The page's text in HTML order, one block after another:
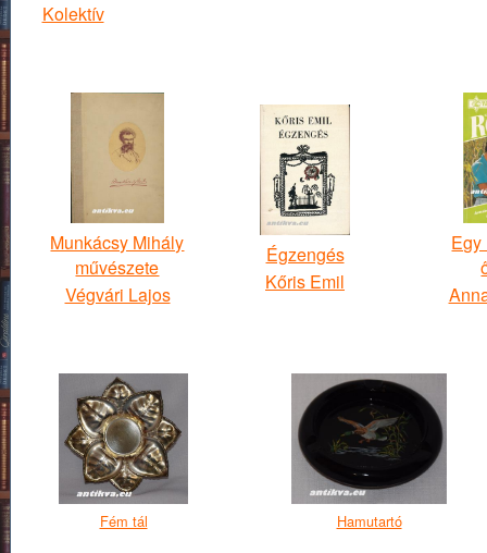
Kolektív
Munkácsy Mihály
művészete
Végvári Lajos
Égzengés
Kőris Emil
Egy
Fém tál Hamutartó